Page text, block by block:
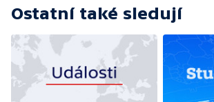
Ostatní také sledují